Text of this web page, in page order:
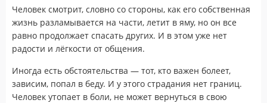
Человек смотрит, словно со стороны, как его собственная
жизнь разламывается на части, летит в яму, но он все
равно продолжает спасать других. И в этом уже нет
радости и лёгкости от общения.
Иногда есть обстоятельства — тот, кто важен болеет,
зависим, попал в беду. И у этого страдания нет границ.
Человек утопает в боли, не может вернуться в свою